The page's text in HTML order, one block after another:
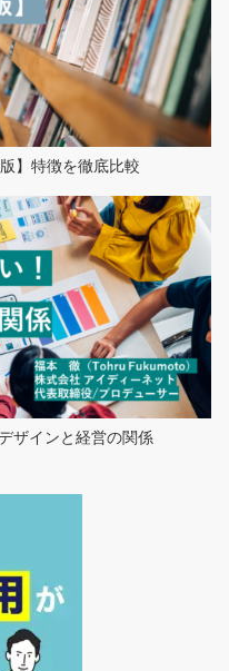
】特徴を徹底比較
ザインと経営の関係